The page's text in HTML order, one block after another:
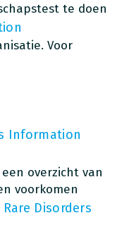
te doen
Voor
Information
overzicht van
voorkomen
Disorders